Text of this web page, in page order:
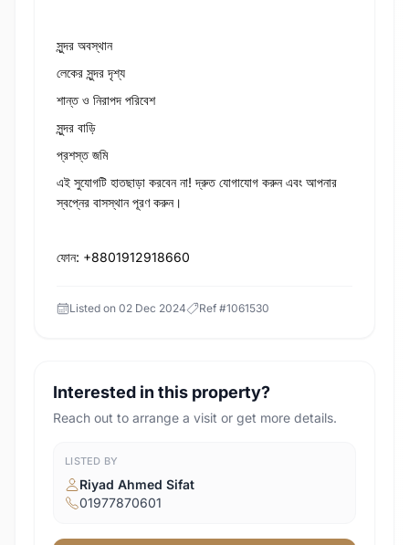
সুন্দর অবস্থান
লেকের সুন্দর দৃশ্য
শান্ত ও নিরাপদ পরিবেশ
সুন্দর বাড়ি
প্রশস্ত জমি
এই সুযোগটি হাতছাড়া করবেন না! দ্রুত যোগাযোগ করুন এবং আপনার
স্বপ্নের বাসস্থান পূরণ করুন।
ফোন: +8801912918660
Listed on 02 Dec 2024 Ref #1061530
Interested in this property?
Reach out to arrange a visit or get more details.
LISTED BY
Riyad Ahmed Sifat
01977870601